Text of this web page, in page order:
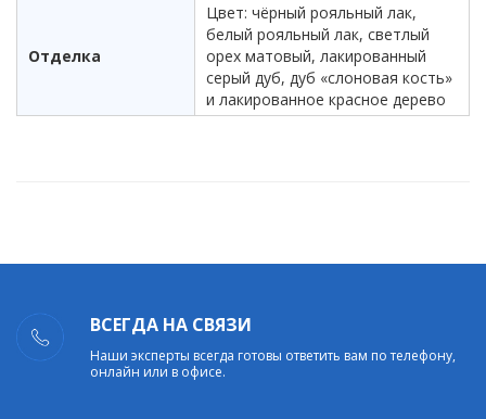
Отделка
Цвет: чёрный рояльный лак,
белый рояльный лак, светлый
орех матовый, лакированный
серый дуб, дуб «слоновая кость»
и лакированное красное дерево
ВСЕГДА НА СВЯЗИ
Наши эксперты всегда готовы ответить вам по телефону,
онлайн или в офисе.